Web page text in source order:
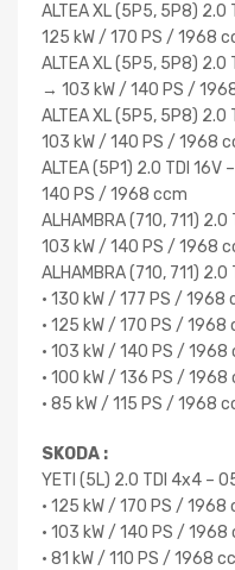
ALTEA XL (5P5, 5P8)
125 kW / 170 PS / 1968
ALTEA XL (5P5, 5P8)
→ 103 kW / 140 PS /
ALTEA XL (5P5, 5P8)
103 kW / 140 PS / 1968
ALTEA (5P1) 2.0 TDI
140 PS / 1968 ccm
ALHAMBRA (710, 711)
103 kW / 140 PS / 1968
ALHAMBRA (710, 711)
• 130 kW / 177 PS / 1968
• 125 kW / 170 PS / 1968
• 103 kW / 140 PS / 1968
• 100 kW / 136 PS / 1968
• 85 kW / 115 PS / 1968
SKODA :
YETI (5L) 2.0 TDI 4x4 –
• 125 kW / 170 PS / 1968
• 103 kW / 140 PS / 1968
• 81 kW / 110 PS / 1968